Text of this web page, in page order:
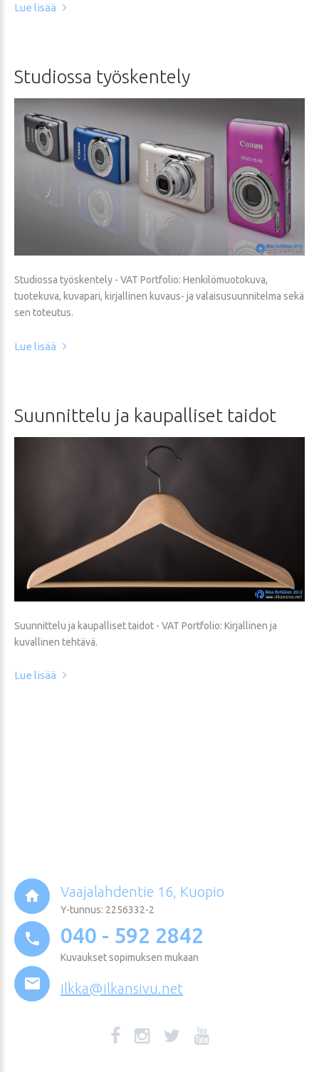
Lue lisää
Studiossa työskentely
Studiossa työskentely - VAT Portfolio: Henkilömuotokuva,
tuotekuva, kuvapari, kirjallinen kuvaus- ja valaisusuunnitelma sekä
sen toteutus.
Lue lisää
Suunnittelu ja kaupalliset taidot
Suunnittelu ja kaupalliset taidot - VAT Portfolio: Kirjallinen ja
kuvallinen tehtävä.
Lue lisää
Vaajalahdentie 16, Kuopio
Y-tunnus: 2256332-2
040 - 592 2842
Kuvaukset sopimuksen mukaan
ilkka@ilkansivu.net